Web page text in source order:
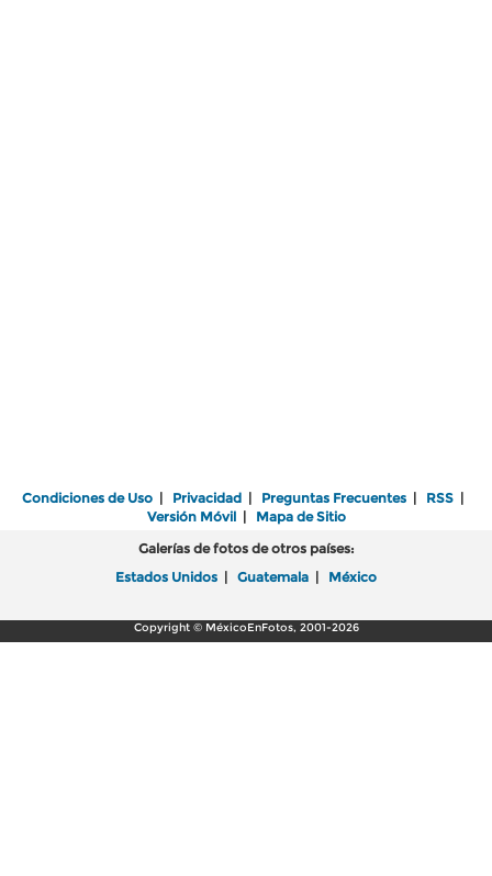
Condiciones de Uso | Privacidad | Preguntas Frecuentes | RSS |
Versión Móvil| Mapa de Sitio
Galerías de fotos de otros países:
Estados Unidos | Guatemala | México
Copyright © MéxicoEnFotos, 2001-2026